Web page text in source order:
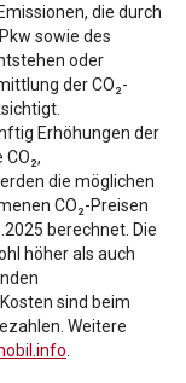
die durch
sowie des
oder
der CO₂-
Erhöhungen der
die möglichen
CO₂-Preisen
berechnet. Die
höher als auch
sind beim
Weitere
.